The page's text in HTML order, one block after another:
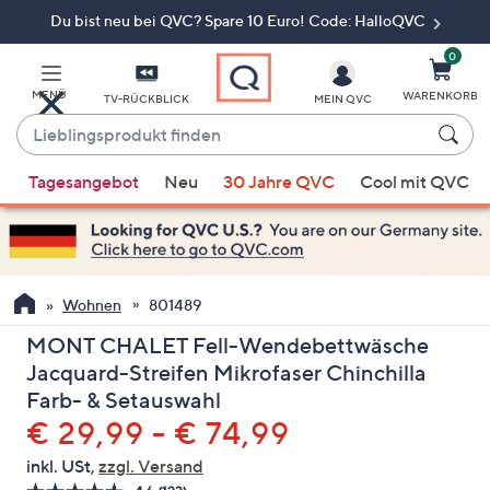
Du bist neu bei QVC? Spare 10 Euro! Code: HalloQVC
MENÜ TV-RÜCKBLICK
Lieblingsprodukt
finden
Vorschläge
verfügbar
sind,
verwenden
Sie
die
Pfeiltasten
nach
oben
und
nach
unten
MEIN QVC
0
WARENKORB
Tagesangebot Neu 30 Jahre QVC Cool mit QVC
Wohnen 801489
MONT CHALET Fell-Wendebettwäsche
Jacquard-Streifen Mikrofaser Chinchilla
Farb- & Setauswahl
€ 29,99 - € 74,99
inkl. USt, zzgl. Versand